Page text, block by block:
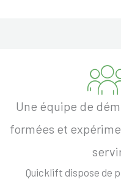
Une équipe de
formées et
Quicklift dispose de